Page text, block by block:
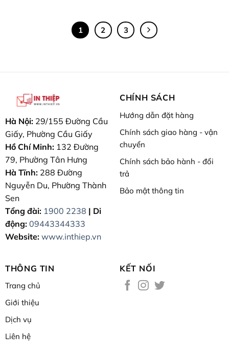
1 2 3
Hà Nội: 29/155 Đường Cầu
Giấy, Phường Cầu Giấy
Hồ Chí Minh:132 Đường
79, Phường Tân Hưng
Hà Tĩnh:288 Đường
Nguyễn Du, Phường Thành
Sen
Tổng đài: 1900 2238 | Di
động: 09443344333
Website: www.inthiep.vn
CHÍNH SÁCH
Hướng dẫn đặt hàng
Chính sách giao hàng - vận
chuyển
Chính sách bảo hành - đổi
trả
Bảo mật thông tin
THÔNG TIN
Trang chủ
Giới thiệu
Dịch vụ
Liên hệ
KẾT NỐI